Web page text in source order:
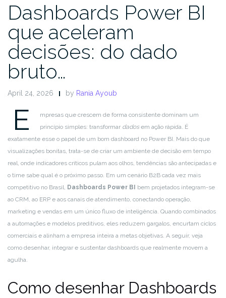
Dashboards Power BI
que aceleram
decisões: do dado
bruto…
April 24, 2026 by Rania Ayoub
E
mpresas que crescem de forma consistente dominam um
princípio simples: transformar dadosem ação rápida. É
exatamente esse o papel de um bom dashboard no Power BI. Mais do que
visualizações bonitas, trata-se de criar um ambiente de decisão em tempo
real, onde indicadores críticos pulam aos olhos, tendências são antecipadas e
o time sabe qual é o próximo passo. Em um cenário B2B cada vez mais
competitivo no Brasil, Dashboards Power BI
bem projetados integram-se
ao CRM, ao ERP e aos canais de atendimento, conectando operação,
marketing e vendas em um único fluxo de inteligência. Quando combinados
a automações e modelos preditivos, eles reduzem gargalos, encurtam ciclos
comerciais e alinham a empresa inteira a metas objetivas. A seguir, veja
como desenhar, integrar e sustentar dashboards que realmente movem a
agulha.
Como desenhar Dashboards